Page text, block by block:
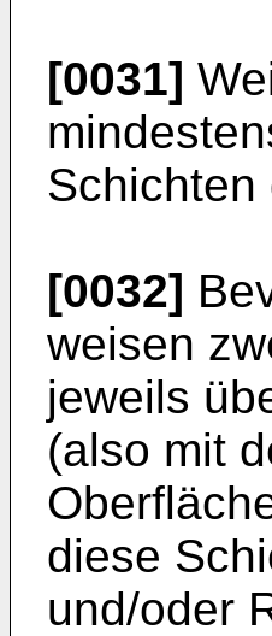
[0031]
Schichten
[0032]
weisen
jeweils
(also mit
diese
und/oder